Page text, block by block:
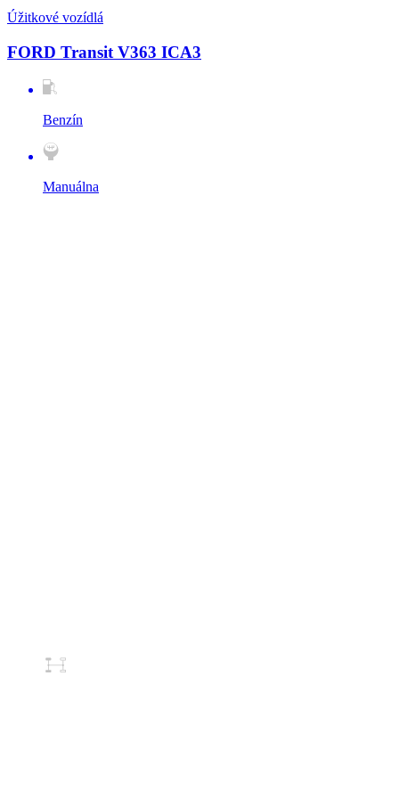
Úžitkové vozídlá
FORD Transit V363 ICA3
Benzín
Manuálna